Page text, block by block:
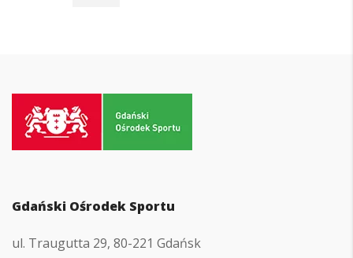
strony
Gdański Ośrodek Sportu
ul. Traugutta 29, 80-221 Gdańsk